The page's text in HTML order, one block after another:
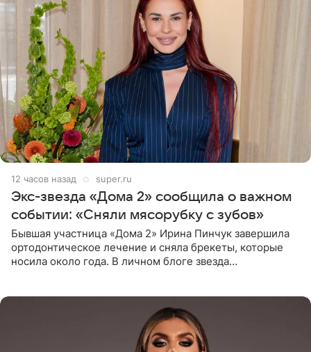
12 часов назад super.ru
Экс-звезда «Дома 2» сообщила о важном
событии: «Сняли мясорубку с зубов»
Бывшая участница «Дома 2» Ирина Пинчук завершила
ортодонтическое лечение и сняла брекеты, которые
носила около года. В личном блоге звезда